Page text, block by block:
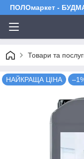
ПОЛОмаркет -
Товари та
НАЙКРАЩА ЦІНА